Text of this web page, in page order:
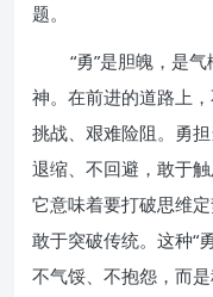
题。
“勇”是胆魄，是
神。在前进的道路上
挑战、艰难险阻。勇
退缩、不回避，敢于
它意味着要打破思维
敢于突破传统。这种“
不气馁、不抱怨，而